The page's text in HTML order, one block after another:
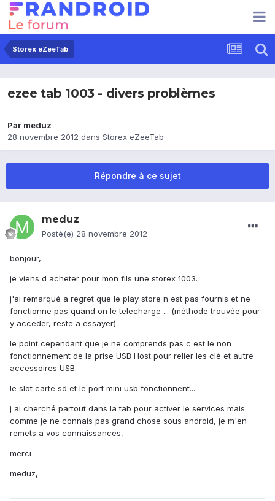
Storex eZeeTab
ezee tab 1003 - divers problèmes
Par meduz
28 novembre 2012 dans Storex eZeeTab
Répondre à ce sujet
meduz
Posté(e) 28 novembre 2012
bonjour,
je viens d acheter pour mon fils une storex 1003.
j'ai remarqué a regret que le play store n est pas fournis et ne
fonctionne pas quand on le telecharge ... (méthode trouvée pour
y acceder, reste a essayer)
le point cependant que je ne comprends pas c est le non
fonctionnement de la prise USB Host pour relier les clé et autre
accessoires USB.
le slot carte sd et le port mini usb fonctionnent...
j ai cherché partout dans la tab pour activer le services mais
comme je ne connais pas grand chose sous android, je m'en
remets a vos connaissances,
merci
meduz,